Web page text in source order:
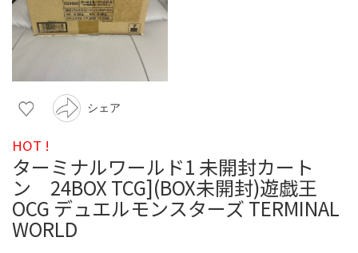
シェア
HOT !
ターミナルワールド1 未開封カート
ン 24BOX TCG](BOX未開封)遊戯王
OCG デュエルモンスターズ TERMINAL
WORLD